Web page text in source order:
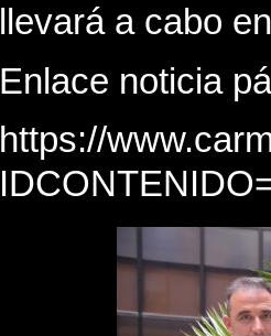
llevará a cabo
Enlace noticia
https://